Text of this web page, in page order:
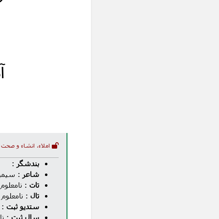
املاء، انشاء و
بندشگر :
شاعر :
تات : نامعلوم
تال : نامعلوم
ستدیو ثبت :
سال ثبت :